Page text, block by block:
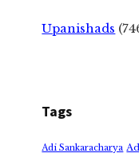
Upanishads
Tags
Adi Sankaracharya